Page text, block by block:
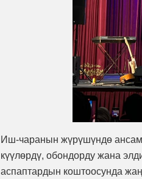
Иш-чаранын жүрүшүндө
күүлөрдү, обондорду жана
аспаптардын коштоосунда